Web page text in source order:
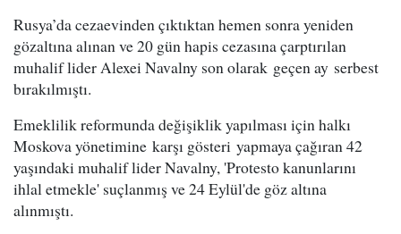
Rusya’da cezaevinden çıktıktan hemen sonra yeniden
gözaltına alınan ve 20 gün hapis cezasına çarptırılan
muhalif lider Alexei Navalny son olarak geçen ay serbest
bırakılmıştı.
Emeklilik reformunda değişiklik yapılması için halkı
Moskova yönetimine karşı gösteri yapmaya çağıran 42
yaşındaki muhalif lider Navalny, 'Protesto kanunlarını
ihlal etmekle' suçlanmış ve 24 Eylül'de göz altına
alınmıştı.